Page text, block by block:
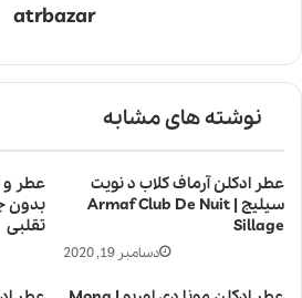
atrbazar
نوشته های مشابه
عطر و
بدون
تقلبی
عطر ادکلن آرماف کلاب د نویت
سیلیج | Armaf Club De Nuit
Sillage
دسامبر 19, 2020